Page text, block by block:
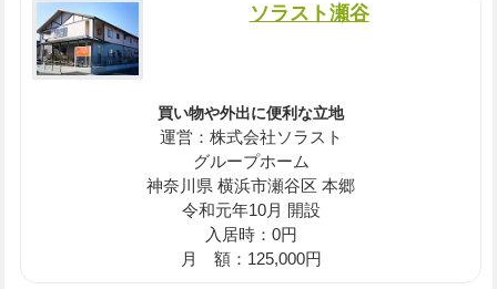
ソラスト瀬谷
買い物や外出に便利な立地
運営：株式会社ソラスト
グループホーム
神奈川県 横浜市瀬谷区 本郷
令和元年10月 開設
入居時：0円
月 額：125,000円